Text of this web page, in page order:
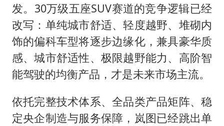
发。30万级五座SUV赛道的竞争逻辑已经
改写：单纯城市舒适、轻度越野、堆砌内
饰的偏科车型将逐步边缘化，兼具豪华质
感、城市舒适性、极限越野能力、高阶智
能驾驶的均衡产品，才是未来市场主流。
依托完整技术体系、全品类产品矩阵、稳
定央企制造与服务保障，岚图已经跳出单